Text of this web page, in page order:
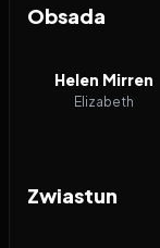
Obsada
Helen Mirren
Elizabeth
Zwiastun